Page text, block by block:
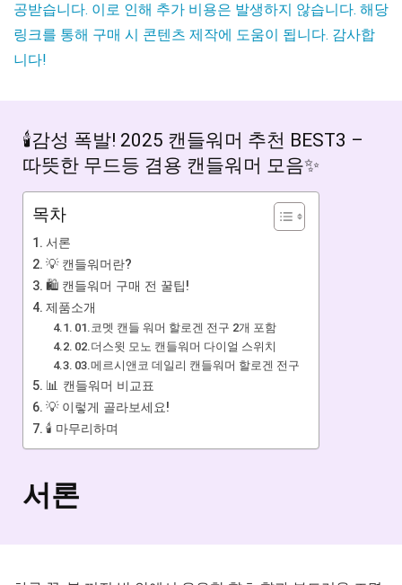
공받습니다. 이로 인해 추가 비용은 발생하지 않습니다. 해당
링크를 통해 구매 시 콘텐츠 제작에 도움이 됩니다. 감사합
니다!
🕯️감성 폭발! 2025 캔들워머 추천 BEST3 –
따뜻한 무드등 겸용 캔들워머 모음✨
목차
서론
💡 캔들워머란?
🛍️ 캔들워머 구매 전 꿀팁!
제품소개
01.코멧 캔들 워머 할로겐 전구 2개 포함
02.더스윗 모노 캔들워머 다이얼 스위치
03.메르시앤코 데일리 캔들워머 할로겐 전구
📊 캔들워머 비교표
💡 이렇게 골라보세요!
🕯️ 마무리하며
서론